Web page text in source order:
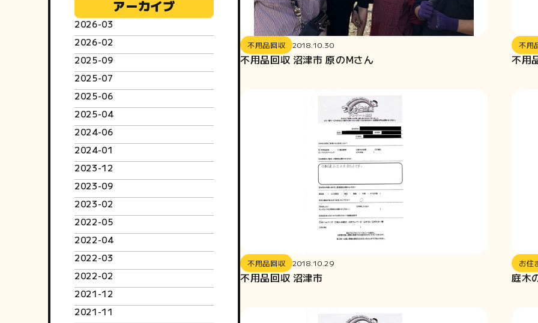
アーカイブ
2026-03
2026-02
2025-09
2025-07
2025-06
2025-04
2024-06
2024-01
2023-12
2023-09
2023-02
2022-05
2022-04
2022-03
2022-02
2021-12
2021-11
不用品回収 2018.10.30
不用品回収 沼津市 原のMさん
不用
不用
不用品回収 2018.10.29
不用品回収 沼津市
お住
庭木